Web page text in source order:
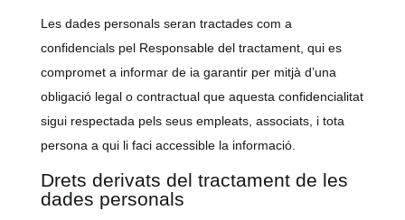
Les dades personals seran tractades com a
confidencials pel Responsable del tractament, qui es
compromet a informar de ia garantir per mitjà d’una
obligació legal o contractual que aquesta confidencialitat
sigui respectada pels seus empleats, associats, i tota
persona a qui li faci accessible la informació.
Drets derivats del tractament de les
dades personals